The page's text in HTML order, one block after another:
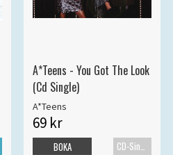
A*Teens - You Got The Look
(Cd Single)
A*Teens
69 kr
CD-Singel
BOKA